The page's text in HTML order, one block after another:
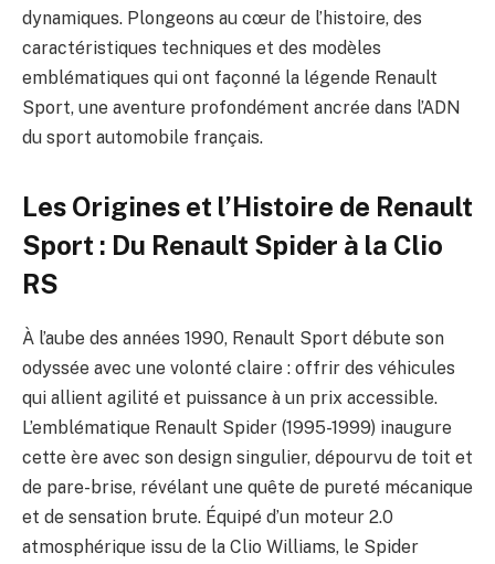
dynamiques. Plongeons au cœur de l’histoire, des
caractéristiques techniques et des modèles
emblématiques qui ont façonné la légende Renault
Sport, une aventure profondément ancrée dans l’ADN
du sport automobile français.
Les Origines et l’Histoire de Renault
Sport : Du Renault Spider à la Clio
RS
À l’aube des années 1990, Renault Sport débute son
odyssée avec une volonté claire : offrir des véhicules
qui allient agilité et puissance à un prix accessible.
L’emblématique Renault Spider (1995-1999) inaugure
cette ère avec son design singulier, dépourvu de toit et
de pare-brise, révélant une quête de pureté mécanique
et de sensation brute. Équipé d’un moteur 2.0
atmosphérique issu de la Clio Williams, le Spider